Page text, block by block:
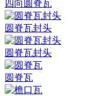
四向圆脊瓦
圆脊瓦封头
圆脊瓦封头
圆脊瓦